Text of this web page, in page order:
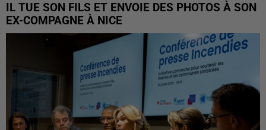
IL TUE SON FILS ET ENVOIE DES PHOTOS À SON
EX-COMPAGNE À NICE